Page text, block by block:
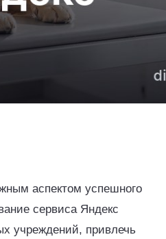
аспектом успешного
сервиса Яндекс
учреждений, привлечь